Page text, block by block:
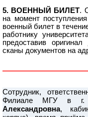
5. ВОЕННЫЙ БИЛЕТ.
на момент
военный билет в
работнику
предоставив
сканы документов на
Сотрудник,
Филиале МГУ в г.
Александровна,